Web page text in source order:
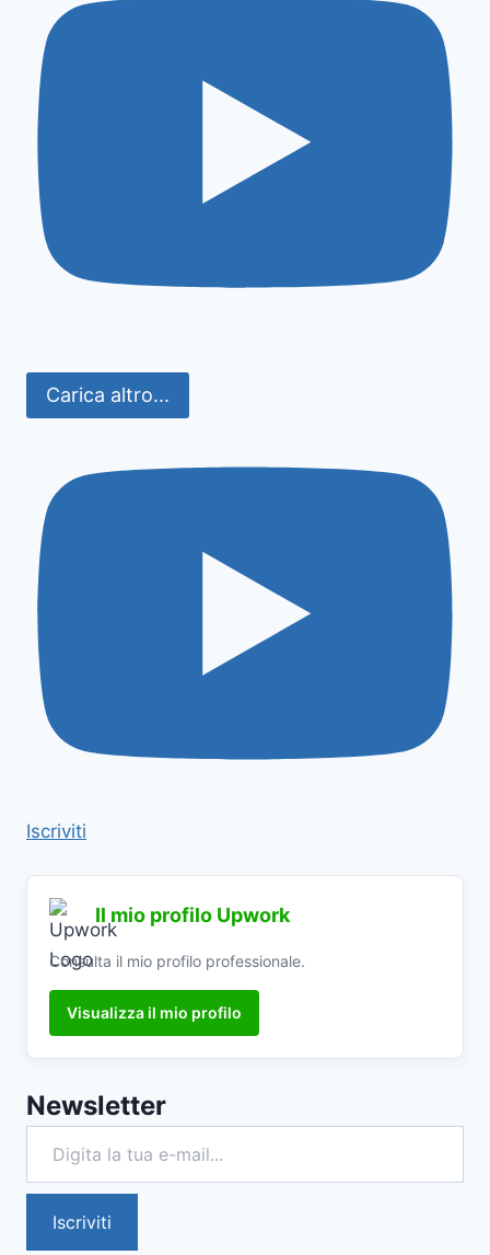
Carica altro...
Iscriviti
Il mio profilo Upwork
Consulta il mio profilo professionale.
Visualizza il mio profilo
Newsletter
Digita la tua e-mail...
Iscriviti